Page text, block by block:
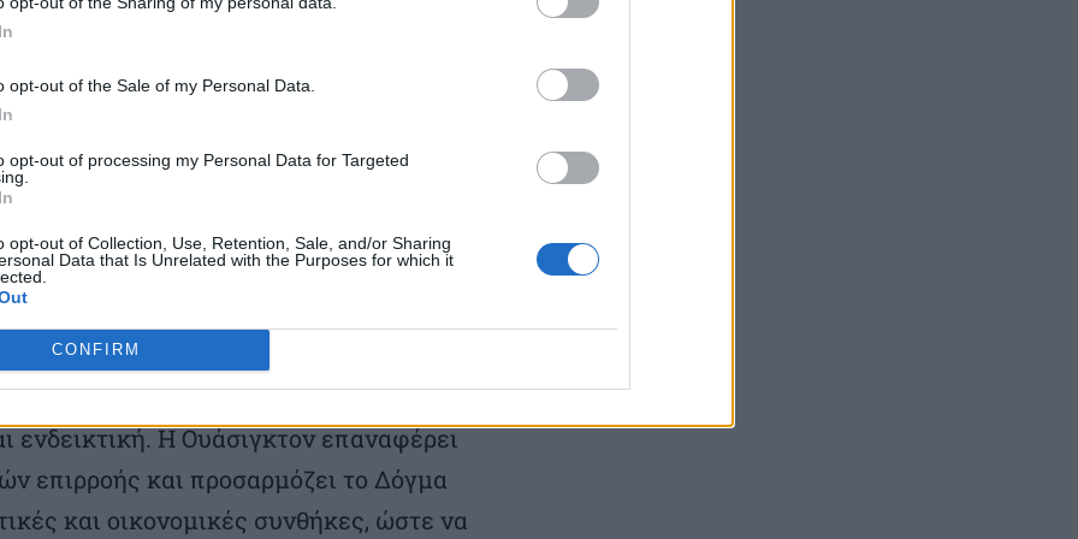
opt-out of the Sale of my Personal Data.
opt-out of processing my Personal Data for Targeted
opt-out of Collection, Use, Retention, Sale, and/or Sharing
Data that Is Unrelated with the Purposes for which it
CONFIRM
στην πρόσφατα δημοσιευμένη Εθνική
οποία περιγράφει τον τρόπο με τον
το διεθνές περιβάλλον και τον ρόλο
ότι
αλλά συνδέεται με αυξημένες
περιφερειακής ευθύνης,
και συμμετοχή στη διασφάλιση
ενδεικτική. Η Ουάσιγκτον επαναφέρει
επιρροής και προσαρμόζει το Δόγμα
και οικονομικές συνθήκες, ώστε να